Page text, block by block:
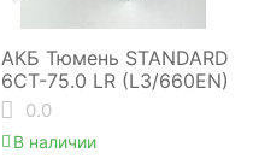
АКБ Тюмень STANDARD
6СТ-75.0 LR (L3/660EN)
0.0
В наличии